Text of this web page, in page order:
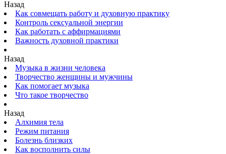
Назад
Как совмещать работу и духовную практику
Контроль сексуальной энергии
Как работать с аффирмациями
Важность духовной практики
Назад
Музыка в жизни человека
Творчество женщины и мужчины
Как помогает музыка
Что такое творчество
Назад
Алхимия тела
Режим питания
Болезнь близких
Как восполнить силы